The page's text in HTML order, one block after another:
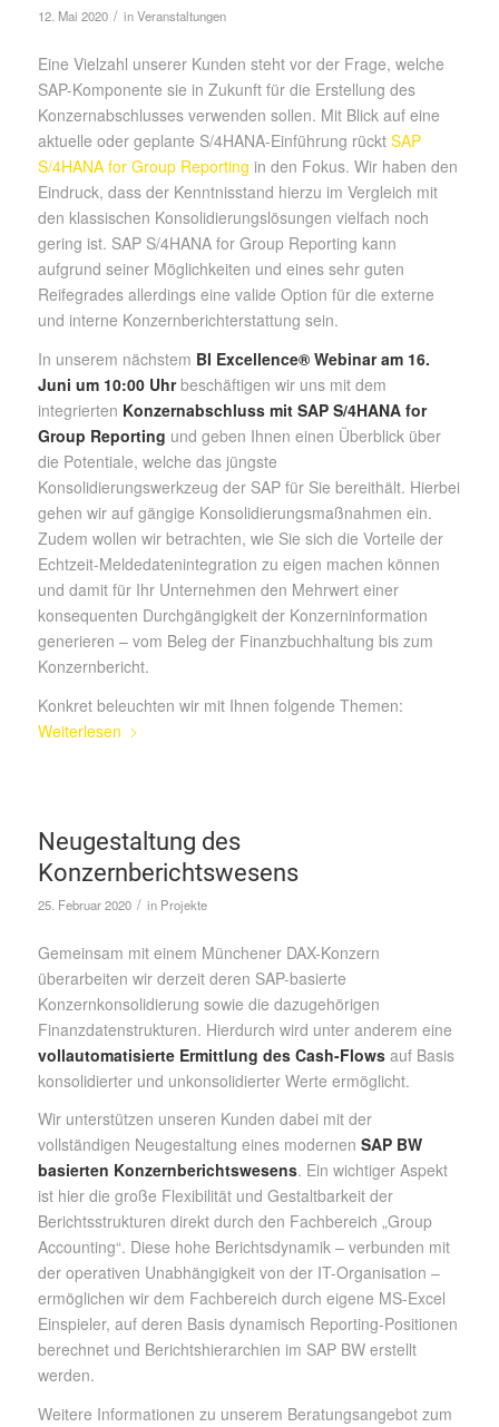
12. Mai 2020 / inVeranstaltungen
Eine Vielzahl unserer Kunden steht vor der Frage, welche
SAP-Komponente sie in Zukunft für die Erstellung des
Konzernabschlusses verwenden sollen. Mit Blick auf eine
aktuelle oder geplante S/4HANA-Einführung rückt SAP
S/4HANA for Group Reporting in den Fokus. Wir haben den
Eindruck, dass der Kenntnisstand hierzu im Vergleich mit
den klassischen Konsolidierungslösungen vielfach noch
gering ist. SAP S/4HANA for Group Reporting kann
aufgrund seiner Möglichkeiten und eines sehr guten
Reifegrades allerdings eine valide Option für die externe
und interne Konzernberichterstattung sein.
In unserem nächstem BI Excellence® Webinar am 16.
Juni um 10:00 Uhrbeschäftigen wir uns mit dem
integrierten Konzernabschluss mit SAP S/4HANA for
Group Reporting und geben Ihnen einen Überblick über
die Potentiale, welche das jüngste
Konsolidierungswerkzeug der SAP für Sie bereithält. Hierbei
gehen wir auf gängige Konsolidierungsmaßnahmen ein.
Zudem wollen wir betrachten, wie Sie sich die Vorteile der
Echtzeit-Meldedatenintegration zu eigen machen können
und damit für Ihr Unternehmen den Mehrwert einer
konsequenten Durchgängigkeit der Konzerninformation
generieren – vom Beleg der Finanzbuchhaltung bis zum
Konzernbericht.
Konkret beleuchten wir mit Ihnen folgende Themen:
Weiterlesen
Neugestaltung des
Konzernberichtswesens
25. Februar 2020 / in Projekte
Gemeinsam mit einem Münchener DAX-Konzern
überarbeiten wir derzeit deren SAP-basierte
Konzernkonsolidierung sowie die dazugehörigen
Finanzdatenstrukturen. Hierdurch wird unter anderem eine
vollautomatisierte Ermittlung des Cash-Flowsauf Basis
konsolidierter und unkonsolidierter Werte ermöglicht.
Wir unterstützen unseren Kunden dabei mit der
vollständigen Neugestaltung eines modernen SAP BW
basierten Konzernberichtswesens. Ein wichtiger Aspekt
ist hier die große Flexibilität und Gestaltbarkeit der
Berichtsstrukturen direkt durch den Fachbereich „Group
Accounting“. Diese hohe Berichtsdynamik – verbunden mit
der operativen Unabhängigkeit von der IT-Organisation –
ermöglichen wir dem Fachbereich durch eigene MS-Excel
Einspieler, auf deren Basis dynamisch Reporting-Positionen
berechnet und Berichtshierarchien im SAP BW erstellt
werden.
Weitere Informationen zu unserem Beratungsangebot zum